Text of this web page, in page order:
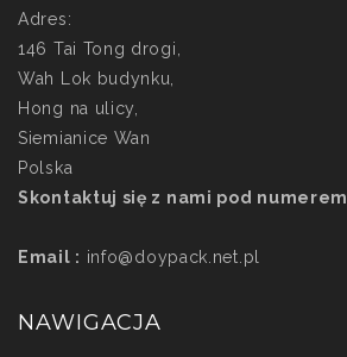
Adres:
146 Tai Tong drogi,
Wah Lok budynku,
Hong na ulicy,
Siemianice Wan
Polska
Skontaktuj się z nami pod numerem
Email : info@doypack.net.pl
NAWIGACJA